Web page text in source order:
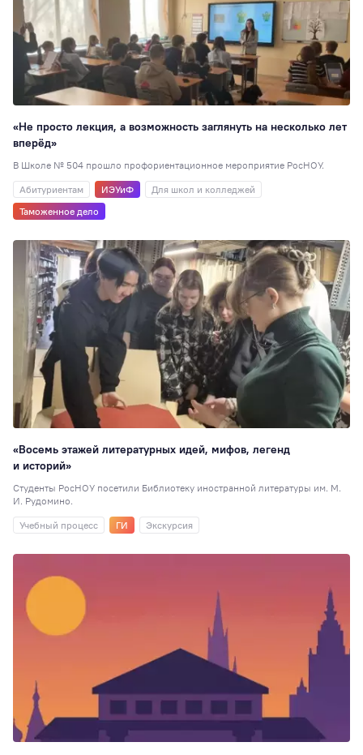
6
Стажировки
Наноинженерия
Социальная
5
Вокальная студия
Дополнительное
«Не просто лекция, а возможность заглянуть на несколько лет
вперёд»
В Школе № 504 прошло профориентационное мероприятие РосНОУ.
Абитуриентам
ИЭУиФ
Для школ и колледжей
Таможенное дело
«Восемь этажей литературных идей, мифов, легенд
и историй»
Студенты РосНОУ посетили Библиотеку иностранной литературы им. М.
И. Рудомино.
Учебный процесс
ГИ Экскурсия